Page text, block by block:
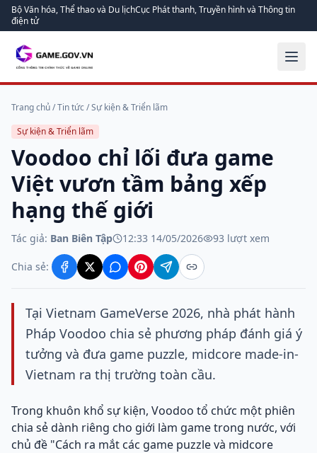
Bộ Văn hóa, Thể thao và Du lịchCục Phát thanh, Truyền hình và Thông tin
điện tử
Trang chủ/Tin tức/Sự kiện & Triển lãm
Sự kiện & Triển lãm
Voodoo chỉ lối đưa game
Việt vươn tầm bảng xếp
hạng thế giới
Tác giả: Ban Biên Tập 12:33 14/05/2026 93 lượt xem
Chia sẻ:
Tại Vietnam GameVerse 2026, nhà phát hành
Pháp Voodoo chia sẻ phương pháp đánh giá ý
tưởng và đưa game puzzle, midcore made-in-
Vietnam ra thị trường toàn cầu.
Trong khuôn khổ sự kiện, Voodoo tổ chức một phiên
chia sẻ dành riêng cho giới làm game trong nước, với
chủ đề "Cách ra mắt các game puzzle và midcore